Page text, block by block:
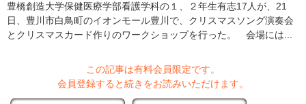
豊橋創造大学保健医療学部看護学科の１、２年生有志17人が、21
日、豊川市白鳥町のイオンモール豊川で、クリスマスソング演奏会
とクリスマスカード作りのワークショップを行った。 会場には...
この記事は有料会員限定です。
会員登録すると続きをお読みいただけます。